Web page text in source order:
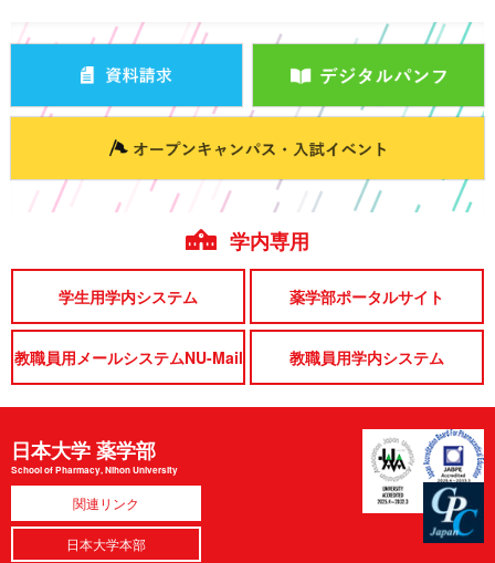
学内専用
学生用学内システム 薬学部ポータルサイト
教職員用メールシステムNU-Mail 教職員用学内システム
日本大学 薬学部
School of Pharmacy, Nihon University
関連リンク
日本大学本部